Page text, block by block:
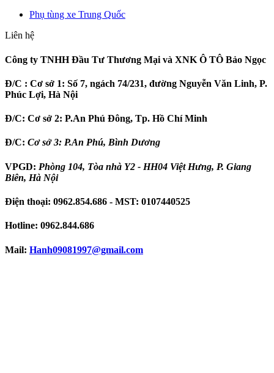
Phụ tùng xe Trung Quốc
Liên hệ
Công ty TNHH Đầu Tư Thương Mại và XNK Ô TÔ Bảo Ngọc
Đ/C : Cơ sở 1: Số 7, ngách 74/231, đường Nguyễn Văn Linh, P.
Phúc Lợi, Hà Nội
Đ/C: Cơ sở 2: P.An Phú Đông, Tp. Hồ Chí Minh
Đ/C: Cơ sở 3: P.An Phú, Bình Dương
VPGD: Phòng 104, Tòa nhà Y2 - HH04 Việt Hưng, P. Giang
Biên, Hà Nội
Điện thoại: 0962.854.686 - MST: 0107440525
Hotline: 0962.844.686
Mail: Hanh09081997@gmail.com